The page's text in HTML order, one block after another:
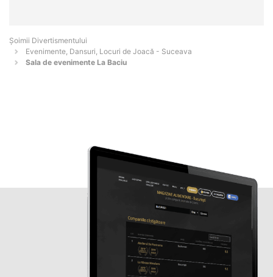
Şoimii Divertismentului
Evenimente, Dansuri, Locuri de Joacă - Suceava
Sala de evenimente La Baciu